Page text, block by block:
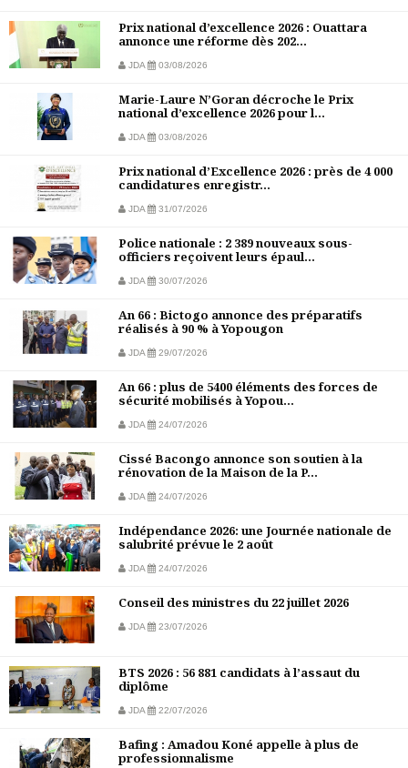
Prix national d’excellence 2026 : Ouattara
annonce une réforme dès 202...
JDA 03/08/2026
Marie-Laure N’Goran décroche le Prix
national d’excellence 2026 pour l...
JDA 03/08/2026
Prix national d’Excellence 2026 : près de 4 000
candidatures enregistr...
JDA 31/07/2026
Police nationale : 2 389 nouveaux sous-
officiers reçoivent leurs épaul...
JDA 30/07/2026
An 66 : Bictogo annonce des préparatifs
réalisés à 90 % à Yopougon
JDA 29/07/2026
An 66 : plus de 5400 éléments des forces de
sécurité mobilisés à Yopou...
JDA 24/07/2026
Cissé Bacongo annonce son soutien à la
rénovation de la Maison de la P...
JDA 24/07/2026
Indépendance 2026: une Journée nationale de
salubrité prévue le 2 août
JDA 24/07/2026
Conseil des ministres du 22 juillet 2026
JDA 23/07/2026
BTS 2026 : 56 881 candidats à l’assaut du
diplôme
JDA 22/07/2026
Bafing : Amadou Koné appelle à plus de
professionnalisme